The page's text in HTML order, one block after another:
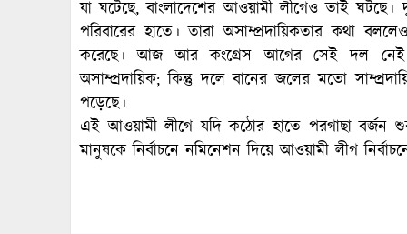
যা ঘটেছে, বাংলাদেশের আওয়ামী লীগেও তাই
পরিবারের হাতে। তারা অসাম্প্রদায়িকতার কথা
করেছে। আজ আর কংগ্রেস আগের সেই দল নেই।
অসাম্প্রদায়িক; কিন্তু দলে বানের জলের মতো
পড়েছে।
এই আওয়ামী লীগে যদি কঠোর হাতে পরগাছা বর্জন
মানুষকে নির্বাচনে নমিনেশন দিয়ে আওয়ামী লীগ